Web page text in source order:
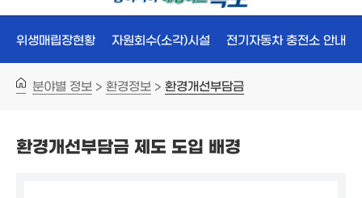
위생매립장현황 자원회수(소각)시설 전기자동차 충전소 안내
분야별 정보 > 환경정보 > 환경개선부담금
환경개선부담금 제도 도입 배경